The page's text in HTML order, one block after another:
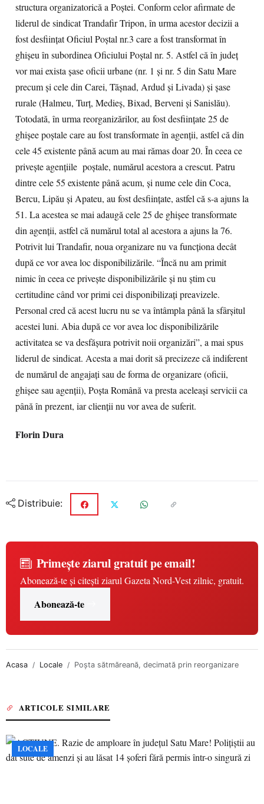
structura organizatorică a Poştei. Conform celor afirmate de
liderul de sindicat Trandafir Tripon, în urma acestor decizii a
fost desfiinţat Oficiul Poştal nr.3 care a fost transformat în
ghişeu în subordinea Oficiului Poştal nr. 5. Astfel că în judeţ
vor mai exista şase oficii urbane (nr. 1 şi nr. 5 din Satu Mare
precum şi cele din Carei, Tăşnad, Ardud şi Livada) şi şase
rurale (Halmeu, Turţ, Medieş, Bixad, Berveni şi Sanislău).
Totodată, în urma reorganizărilor, au fost desfiinţate 25 de
ghişee poştale care au fost transformate în agenţii, astfel că din
cele 45 existente până acum au mai rămas doar 20. În ceea ce
priveşte agenţiile poştale, numărul acestora a crescut. Patru
dintre cele 55 existente până acum, şi nume cele din Coca,
Bercu, Lipău şi Apateu, au fost desfiinţate, astfel că s-a ajuns la
51. La acestea se mai adaugă cele 25 de ghişee transformate
din agenţii, astfel că numărul total al acestora a ajuns la 76.
Potrivit lui Trandafir, noua organizare nu va funcţiona decât
după ce vor avea loc disponibilizările. “Încă nu am primit
nimic în ceea ce priveşte disponibilizările şi nu ştim cu
certitudine când vor primi cei disponibilizaţi preavizele.
Personal cred că acest lucru nu se va întâmpla până la sfârşitul
acestei luni. Abia după ce vor avea loc disponibilizările
activitatea se va desfăşura potrivit noii organizări”, a mai spus
liderul de sindicat. Acesta a mai dorit să precizeze că indiferent
de numărul de angajaţi sau de forma de organizare (oficii,
ghişee sau agenţii), Poşta Română va presta aceleaşi servicii ca
până în prezent, iar clienţii nu vor avea de suferit.
Florin Dura
Distribuie:
Primește ziarul gratuit pe email!
Abonează-te și citești ziarul Gazeta Nord-Vest zilnic, gratuit.
Abonează-te
Acasa Locale Poşta sătmăreană, decimată prin reorganizare
ARTICOLE SIMILARE
LOCALE